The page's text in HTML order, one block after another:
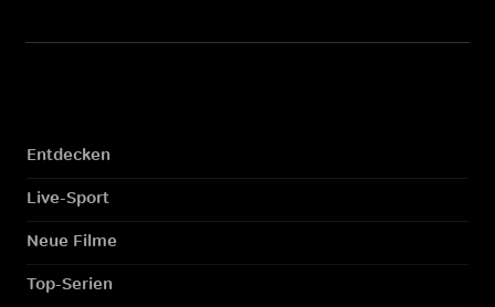
Entdecken
Live-Sport
Neue Filme
Top-Serien